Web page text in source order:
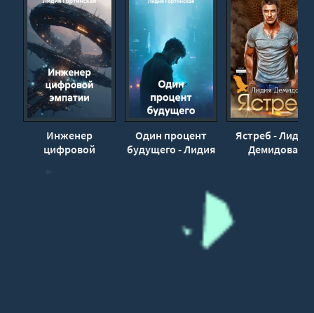
Инженер
цифровой
Один процент
будущего - Лидия
Ястреб - Лидия
Демидова